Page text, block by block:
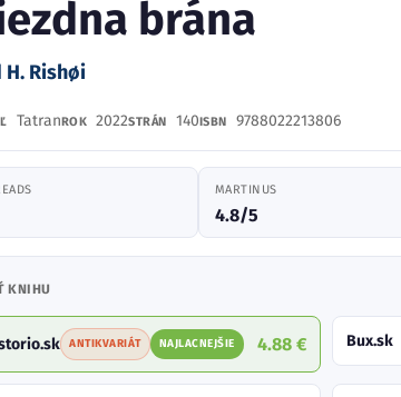
brána
Rishøi
TatranROK 2022STRÁN 140ISBN 9788022213806
MARTINUS
4.8/5
KNIHU
ANTIKVARIÁT NAJLACNEJŠIE 4.88 € Bux.sk